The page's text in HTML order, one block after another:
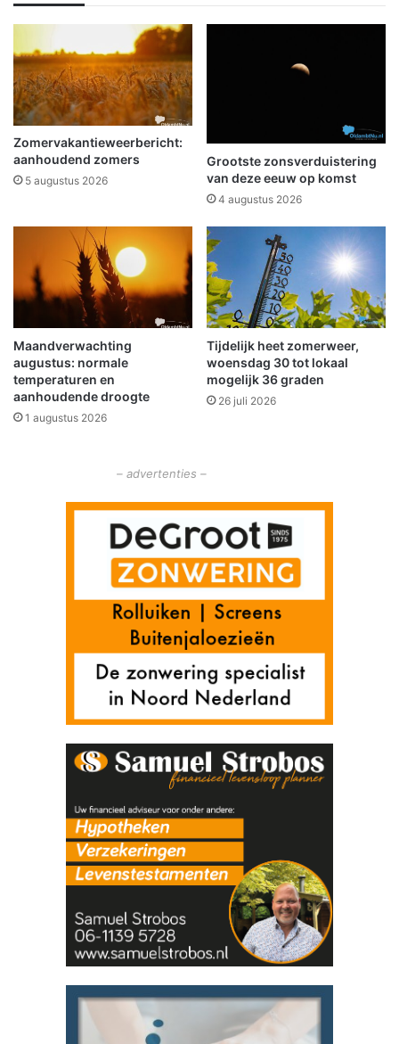
u
w
n
a
a
m
,
w
e
i
n
o
g
o
e
n
e
r
u
g
b
l
i
Zomervakantieweerbericht:
aanhoudend zomers
5 augustus 2026
Grootste zonsverduistering
van deze eeuw op komst
4 augustus 2026
Maandverwachting
augustus: normale
temperaturen en
aanhoudende droogte
1 augustus 2026
Tijdelijk heet zomerweer,
woensdag 30 tot lokaal
mogelijk 36 graden
26 juli 2026
– advertenties –